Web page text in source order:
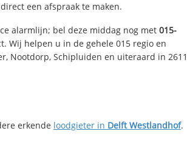
een afspraak te maken.
alarmlijn; bel deze middag nog met 015-
Wij helpen u in de gehele 015 regio en
Nootdorp, Schipluiden en uiteraard in 2611
erkende loodgieter in Delft Westlandhof.